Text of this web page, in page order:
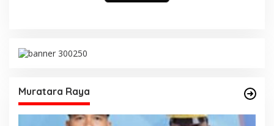
Muratara Raya